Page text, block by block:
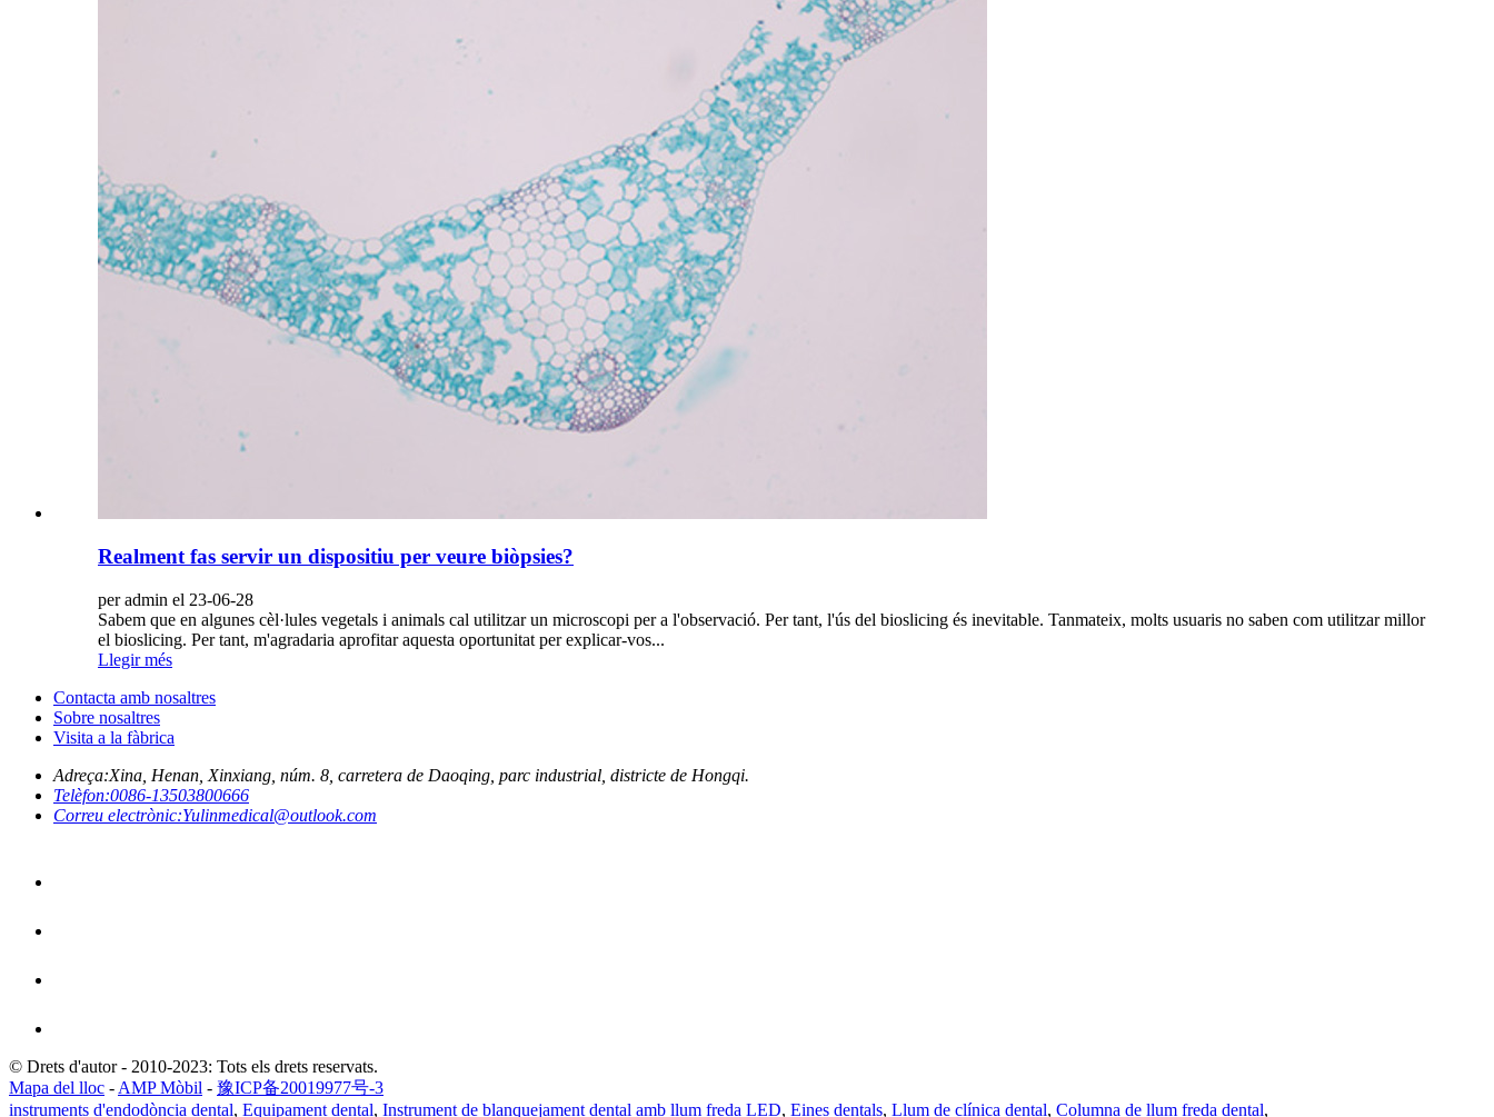
Realment fas servir un dispositiu per veure biòpsies?
per admin el 23-06-28
Sabem que en algunes cèl·lules vegetals i animals cal utilitzar un microscopi per a l'observació. Per tant, l'ús del bioslicing és inevitable. Tanmateix, molts usuaris no saben com utilitzar millor
el bioslicing. Per tant, m'agradaria aprofitar aquesta oportunitat per explicar-vos...
Llegir més
Contacta amb nosaltres
Sobre nosaltres
Visita a la fàbrica
Adreça:Xina, Henan, Xinxiang, núm. 8, carretera de Daoqing, parc industrial, districte de Hongqi.
Telèfon:0086-13503800666
Correu electrònic:Yulinmedical@outlook.com
© Drets d'autor - 2010-2023: Tots els drets reservats.
Mapa del lloc - AMP Mòbil - 豫ICP备20019977号-3
instruments d'endodòncia dental, Equipament dental, Instrument de blanquejament dental amb llum freda LED, Eines dentals, Llum de clínica dental, Columna de llum freda dental,